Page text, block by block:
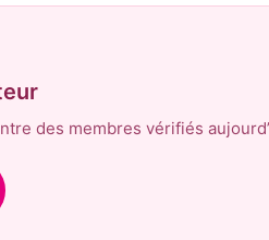
des membres vérifiés